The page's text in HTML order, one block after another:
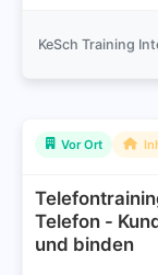
Vor Ort
Telefon -
und binden